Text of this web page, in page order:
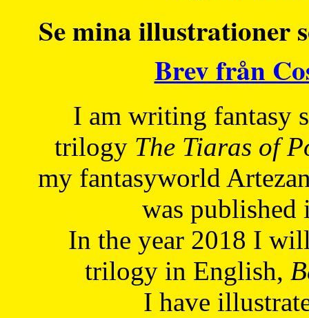
Se mina illustrationer
Brev från
I am writing fantasy
trilogy The Tiaras of
my fantasyworld
was published
In the year 2018 I
trilogy in English,
I have